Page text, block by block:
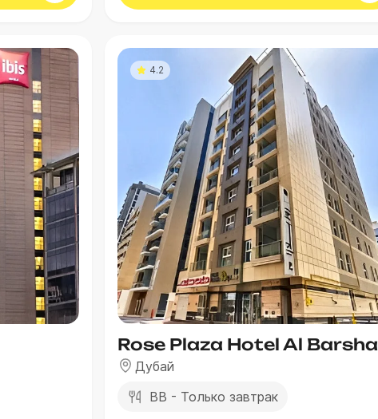
4.2
Rose Plaza Hotel Al Barsha
Дубай
BB - Только завтрак